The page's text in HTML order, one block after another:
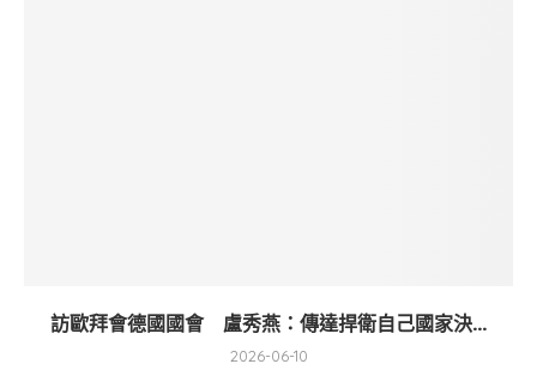
訪歐拜會德國國會 盧秀燕：傳達捍衛自己國家決...
2026-06-10